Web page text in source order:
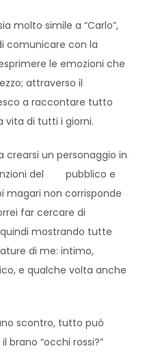
molto simile a “Carlo”,
comunicare con la
le emozioni che
attraverso il
a raccontare tutto
vita di tutti i giorni.
un personaggio in
del pubblico e
magari non corrisponde
far cercare di
quindi mostrando tutte
di me: intimo,
e qualche volta anche
scontro, tutto può
brano “occhi rossi?”